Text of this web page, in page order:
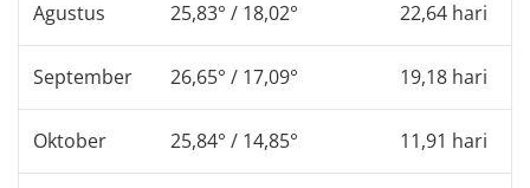
Agustus 25,83° / 18,02° 22,64 hari
September 26,65° / 17,09° 19,18 hari
Oktober 25,84° / 14,85° 11,91 hari